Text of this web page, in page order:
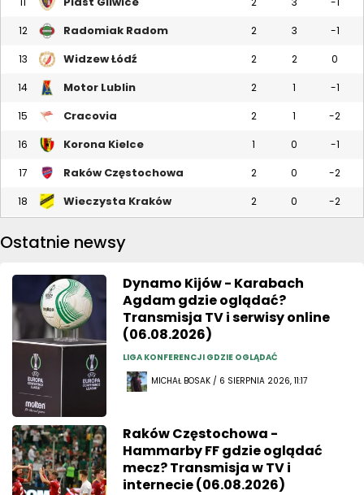
12 Radomiak Radom 2 3 -1
13 Widzew Łódź 2 2 0
14 Motor Lublin 2 1 -1
15 Cracovia 2 1 -2
16 Korona Kielce 1 0 -1
17 Raków Częstochowa 2 0 -2
18 Wieczysta Kraków 2 0 -2
Ostatnie newsy
Dynamo Kijów - Karabach
Agdam gdzie oglądać?
Transmisja TV i serwisy online
(06.08.2026)
LIGA KONFERENCJI GDZIE OGLĄDAĆ
MICHAŁ BOSAK / 6 SIERPNIA 2026, 11:17
Raków Częstochowa -
Hammarby FF gdzie oglądać
mecz? Transmisja w TV i
internecie (06.08.2026)